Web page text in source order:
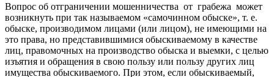
Вопрос об отграничении мошенничества от грабежа может
возникнуть при так называемом «самочинном обыске», т. е.
обыске, производимом лицами (или лицом), не имеющими на
это права, но представившимися обыскиваемому в качестве
лиц, правомочных на производство обыска и выемки, с целью
изъятия и обращения в свою пользу или пользу других лиц
имущества обыскиваемого. При этом, если обыскиваемый,